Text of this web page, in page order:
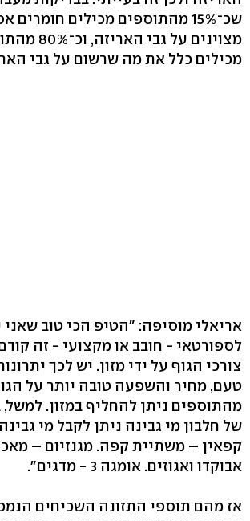
שכ־15% מהתוספים מכילים
מצוינים על גבי
מכילים כלל את מה שרשום על גבי
אריאלי מוסיפה: "הטיפ הכי טוב שאני
לספורטאי - חובב או מקצועי - זה
צורכי הגוף על ידי מזון. יש לכך
מהתוספים ניתן להחליף במזון.
של חלבון מי גבינה ניתן לקבל מי
קפאין – משתיית קפה. מגנזיום –
אבוקדו ואגוזים. אומגה 3 - מדגים".
אז מהם תוספי התזונה השכיחים